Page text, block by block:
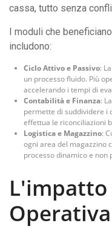
cassa, tutto senza
I moduli che
includono:
Ciclo Attivo e Passivo:
un processo fluido. Più
accelerando i tempi di
Contabilità e Finanza:
permette di suddividere i
effettua le riconciliazioni
Logistica e Magazzino:
ogni area del magazzino
processo dinamico e non
L'impatto
Operativa